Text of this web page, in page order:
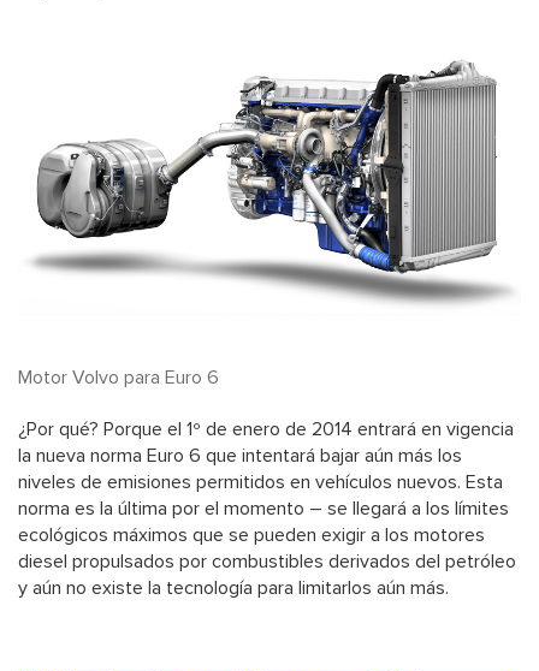
Motor Volvo para Euro 6
¿Por qué? Porque el 1º de enero de 2014 entrará en vigencia
la nueva norma Euro 6 que intentará bajar aún más los
niveles de emisiones permitidos en vehículos nuevos. Esta
norma es la última por el momento – se llegará a los límites
ecológicos máximos que se pueden exigir a los motores
diesel propulsados por combustibles derivados del petróleo
y aún no existe la tecnología para limitarlos aún más.